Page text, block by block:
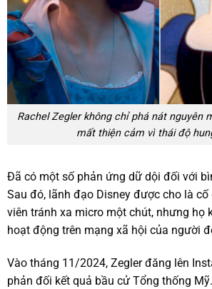
Rachel Zegler không chỉ phá nát nguyên
mất thiện cảm vì thái độ
Đã có một số phản ứng dữ dội đối với
Sau đó, lãnh đạo Disney được cho là cố
viên tránh xa micro một chút, nhưng họ
hoạt động trên mạng xã hội của người
Vào tháng 11/2024, Zegler đăng lên
phản đối kết quả bầu cử Tổng thống